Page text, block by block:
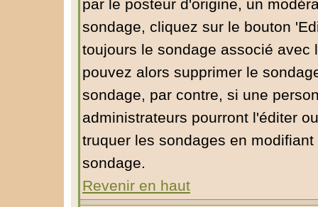
par le posteur d'origine, un
sondage, cliquez sur le bouton
toujours le sondage associé
pouvez alors supprimer le
sondage, par contre, si une
administrateurs pourront l'éditer
truquer les sondages en
sondage.
Revenir en haut